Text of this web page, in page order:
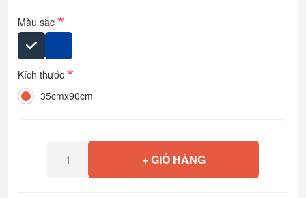
Màu sắc*
Kích thước*
35cmx90cm
+ GIỎ HÀNG